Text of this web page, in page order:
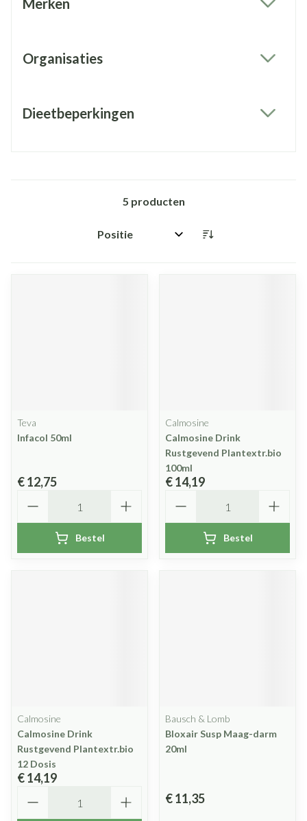
Merken
Organisaties
Dieetbeperkingen
5 producten
Sorteer op:
Teva
Infacol 50ml
€ 12,75
Bestel
Calmosine
Calmosine Drink
Rustgevend Plantextr.bio
100ml
€ 14,19
Bestel
Calmosine
Calmosine Drink
Rustgevend Plantextr.bio
12 Dosis
€ 14,19
Bausch & Lomb
Bloxair Susp Maag-darm
20ml
€ 11,35